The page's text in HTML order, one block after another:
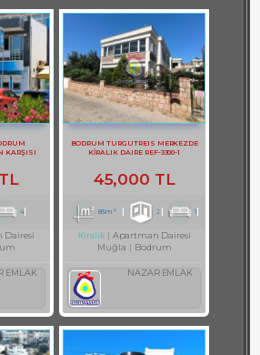
KARŞISI
4
Dairesi
EMLAK
BODRUM TURGUTREIS MERKEZDE
KİRALIK DAIRE REF-3300-1
45,000 TL
85m² 2 1
Kiralık
Apartman Dairesi
Muğla
Bodrum
NAZAR EMLAK